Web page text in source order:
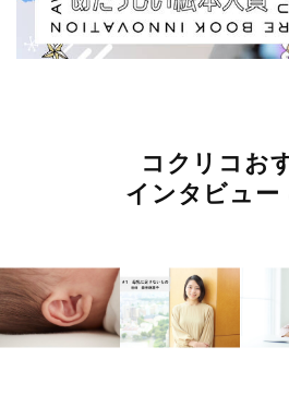
コクリコお
インタビュー